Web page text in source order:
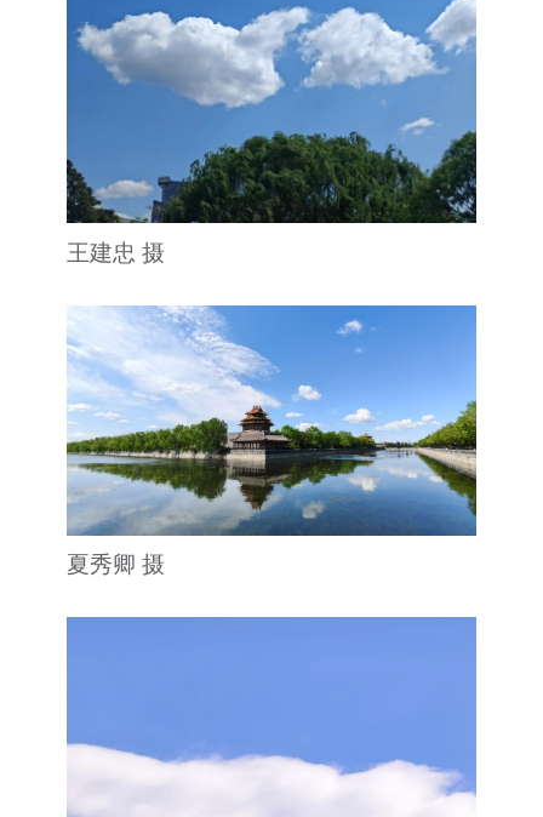
王建忠 摄
夏秀卿 摄